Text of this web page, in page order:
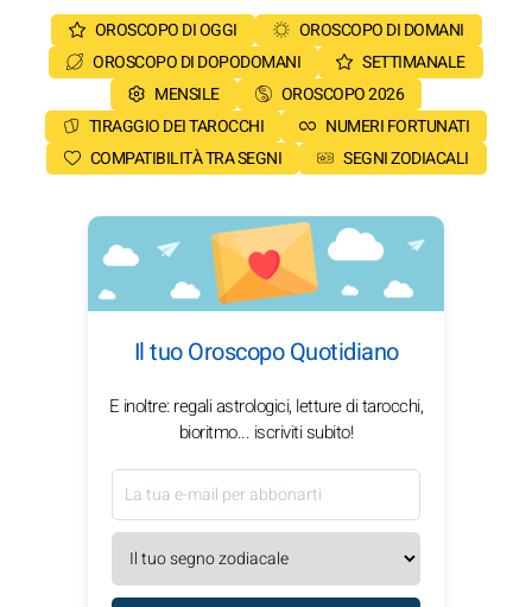
OROSCOPO DI OGGI
OROSCOPO DI DOMANI
OROSCOPO DI DOPODOMANI
SETTIMANALE
MENSILE
OROSCOPO 2026
TIRAGGIO DEI TAROCCHI
NUMERI FORTUNATI
COMPATIBILITÀ TRA SEGNI
SEGNI ZODIACALI
Il tuo Oroscopo Quotidiano
E inoltre: regali astrologici, letture di tarocchi,
bioritmo... iscriviti subito!